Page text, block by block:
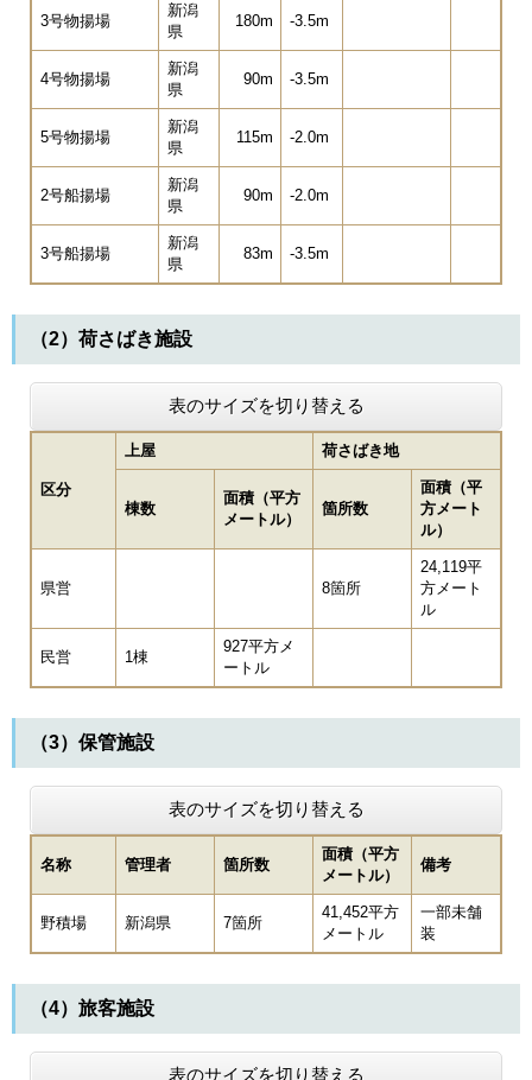
3号物揚場
新潟
県
180m -3.5m
4号物揚場
新潟
県
90m -3.5m
5号物揚場
新潟
県
115m -2.0m
2号船揚場
新潟
県
90m -2.0m
3号船揚場
新潟
県
83m -3.5m
（2）荷さばき施設
表のサイズを切り替える
区分
上屋 荷さばき地
棟数
面積（平方
メートル）
箇所数
面積（平
方メート
ル）
県営 8箇所
24,119平
方メート
ル
民営 1棟
927平方メ
ートル
（3）保管施設
表のサイズを切り替える
名称 管理者 箇所数
面積（平方
メートル）
備考
野積場 新潟県 7箇所
41,452平方
メートル
一部未舗
装
（4）旅客施設
表のサイズを切り替える